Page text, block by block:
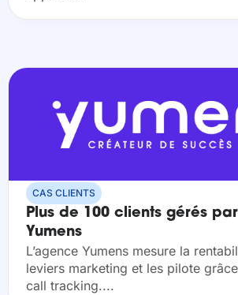
CAS CLIENTS
Plus de 100 clients gérés
Yumens
L’agence Yumens mesure la
leviers marketing et les pilote
call tracking....